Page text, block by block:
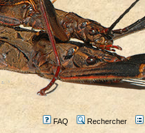
FAQ Rechercher